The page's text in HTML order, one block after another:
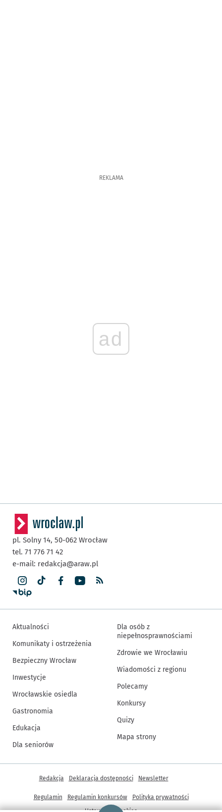
REKLAMA
ad
Strona główna - wroclaw.pl
pl. Solny 14, 50-062 Wrocław
tel. 71 776 71 42
e-mail: redakcja@araw.pl
Aktualności
Komunikaty i ostrzeżenia
Bezpieczny Wrocław
Inwestycje
Wrocławskie osiedla
Gastronomia
Edukacja
Dla seniorów
Dla osób z
niepełnosprawnościami
Zdrowie we Wrocławiu
Wiadomości z regionu
Polecamy
Konkursy
Quizy
Mapa strony
Inne informacje
Redakcja Deklaracja dostępności Newsletter
Regulamin Regulamin konkursów
Polityka prywatności